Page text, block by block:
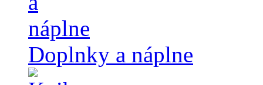
Doplnky a náplne